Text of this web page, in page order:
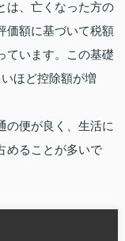
は、亡くなった方の
価額に基づいて税額
ています。この基礎
ほど控除額が増
の便が良く、生活に
めることが多いで